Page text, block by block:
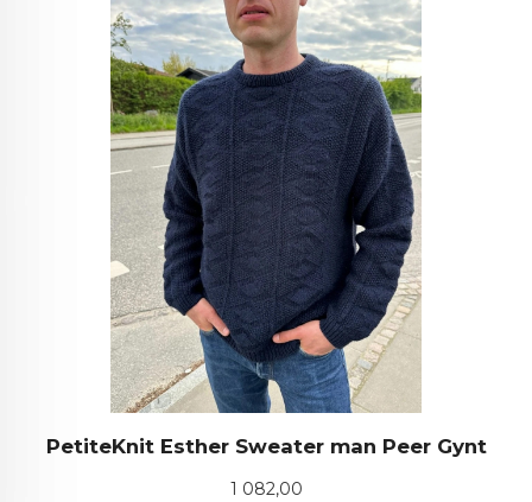
PetiteKnit Esther Sweater man Peer Gynt
Pris
1 082,00